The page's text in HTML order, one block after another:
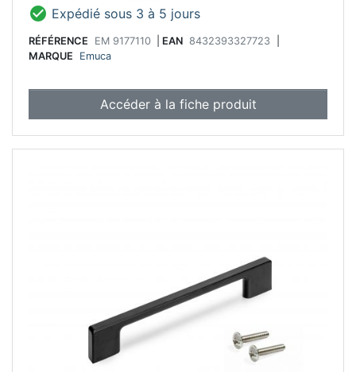
 Expédié sous 3 à 5 jours
RÉFÉRENCE EM 9177110 EAN 8432393327723
MARQUE
Emuca
Accéder à la fiche produit